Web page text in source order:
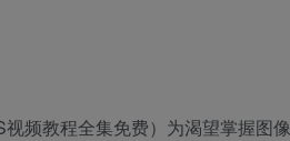
频教程全集免费）为渴望掌握图